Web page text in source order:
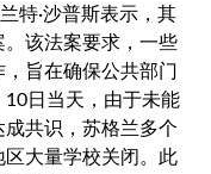
特·沙普斯表示，其
该法案要求，一些
，旨在确保公共部门
日当天，由于未能
共识，苏格兰多个
区大量学校关闭。此